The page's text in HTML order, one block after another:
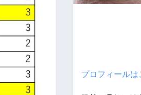
プロフィールは